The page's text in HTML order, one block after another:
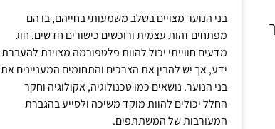
בני הנוער מצויים בשלב משמעותי בחייהם, בו הם
מפתחים זהות עצמית ורוכשים כישורים חדשים. חוג
מדעים חווייתי יכול להוות פלטפורמה מצוינת להעברת
ידע, אך יש להבין את הצרכים והתחומים המעניינים את
בני הנוער. נושאים כמו טכנולוגיה, אקולוגיה וחקר
החלל יכולים להוות מוקד משיכה ולסייע בהגברת
המעורבות של המשתתפים.